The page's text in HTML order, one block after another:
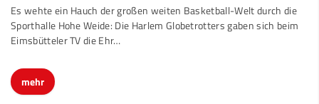
Es wehte ein Hauch der großen weiten Basketball-Welt durch die
Sporthalle Hohe Weide: Die Harlem Globetrotters gaben sich beim
Eimsbütteler TV die Ehr…
mehr